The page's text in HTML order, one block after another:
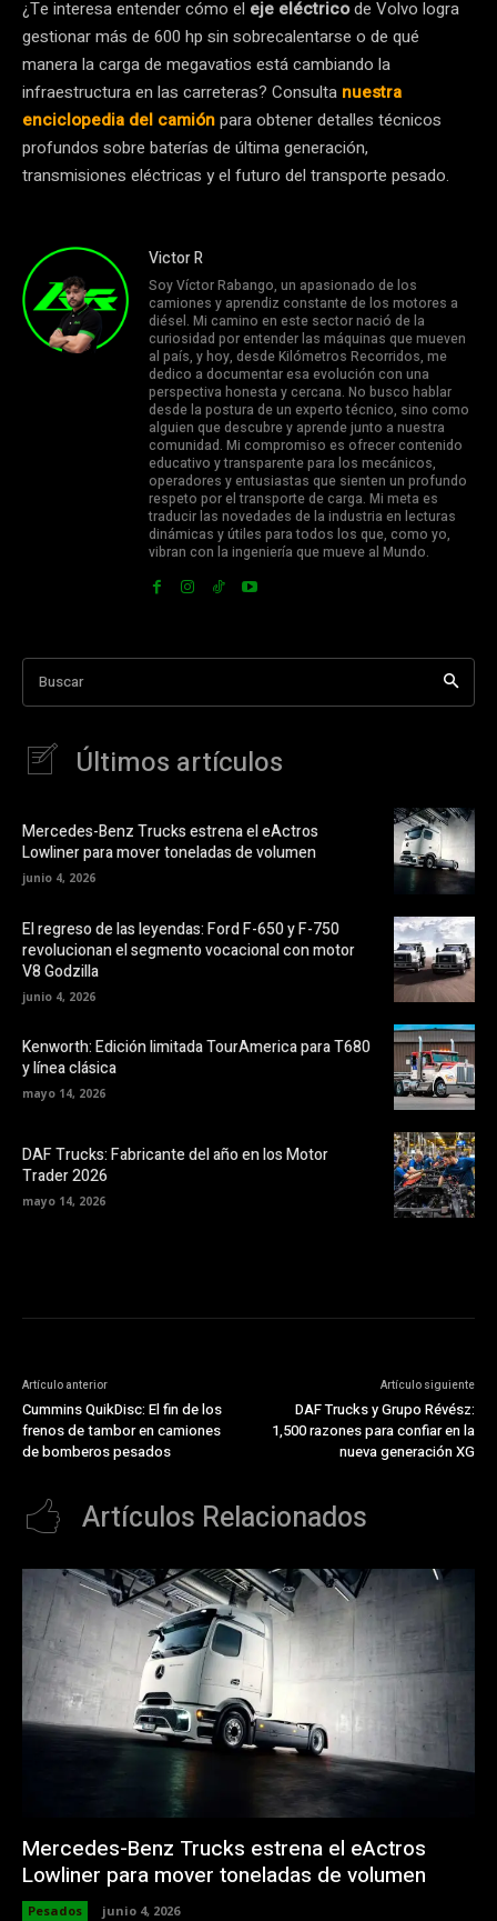
¿Te interesa entender cómo el eje eléctricode Volvo logra
gestionar más de 600 hp sin sobrecalentarse o de qué
manera la carga de megavatios está cambiando la
infraestructura en las carreteras? Consulta nuestra
enciclopedia del camiónpara obtener detalles técnicos
profundos sobre baterías de última generación,
transmisiones eléctricas y el futuro del transporte pesado.
Victor R
Soy Víctor Rabango, un apasionado de los
camiones y aprendiz constante de los motores a
diésel. Mi camino en este sector nació de la
curiosidad por entender las máquinas que mueven
al país, y hoy, desde Kilómetros Recorridos, me
dedico a documentar esa evolución con una
perspectiva honesta y cercana. No busco hablar
desde la postura de un experto técnico, sino como
alguien que descubre y aprende junto a nuestra
comunidad. Mi compromiso es ofrecer contenido
educativo y transparente para los mecánicos,
operadores y entusiastas que sienten un profundo
respeto por el transporte de carga. Mi meta es
traducir las novedades de la industria en lecturas
dinámicas y útiles para todos los que, como yo,
vibran con la ingeniería que mueve al Mundo.
Buscar
Últimos artículos
Mercedes-Benz Trucks estrena el eActros
Lowliner para mover toneladas de volumen
junio 4, 2026
El regreso de las leyendas: Ford F-650 y F-750
revolucionan el segmento vocacional con motor
V8 Godzilla
junio 4, 2026
Kenworth: Edición limitada TourAmerica para T680
y línea clásica
mayo 14, 2026
DAF Trucks: Fabricante del año en los Motor
Trader 2026
mayo 14, 2026
Artículo anterior
Cummins QuikDisc: El fin de los
frenos de tambor en camiones
de bomberos pesados
Artículo siguiente
DAF Trucks y Grupo Révész:
1,500 razones para confiar en la
nueva generación XG
Artículos Relacionados
Mercedes-Benz Trucks estrena el eActros
Lowliner para mover toneladas de volumen
Pesados junio 4, 2026